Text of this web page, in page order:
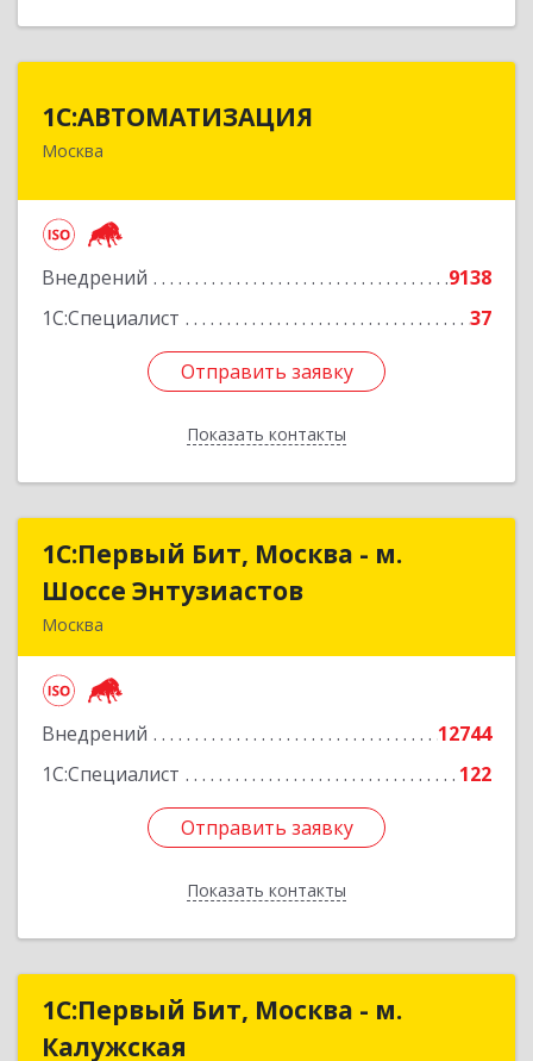
1С:АВТОМАТИЗАЦИЯ
Москва
Внедрений
9138
1С:Специалист
37
Отправить заявку
Показать контакты
111024, Москва г, Энтузиастов 1-я ул, дом №
Отправить заявку
Назад
1С:Первый Бит, Москва - м.
Шоссе Энтузиастов
Москва
Внедрений
12744
1С:Специалист
122
Отправить заявку
Показать контакты
1С:Первый Бит, Москва - м.
Шоссе Энтузиастов
Подробнее
Отправить заявку
Назад
1С:Первый Бит, Москва - м.
Калужская
1С:Первый Бит, Москва - м.